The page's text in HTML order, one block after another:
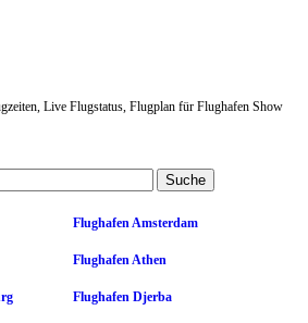
Live Flugstatus, Flugplan für Flughafen Show
Flughafen Amsterdam
Flughafen Athen
Flughafen Djerba